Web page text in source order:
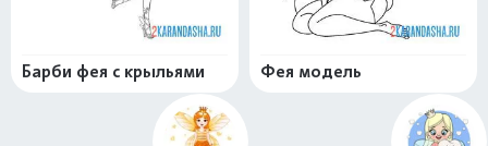
Барби фея с крыльями Фея модель